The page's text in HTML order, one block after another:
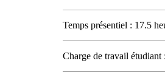
Temps présentiel : 17.5
Charge de travail étudiant